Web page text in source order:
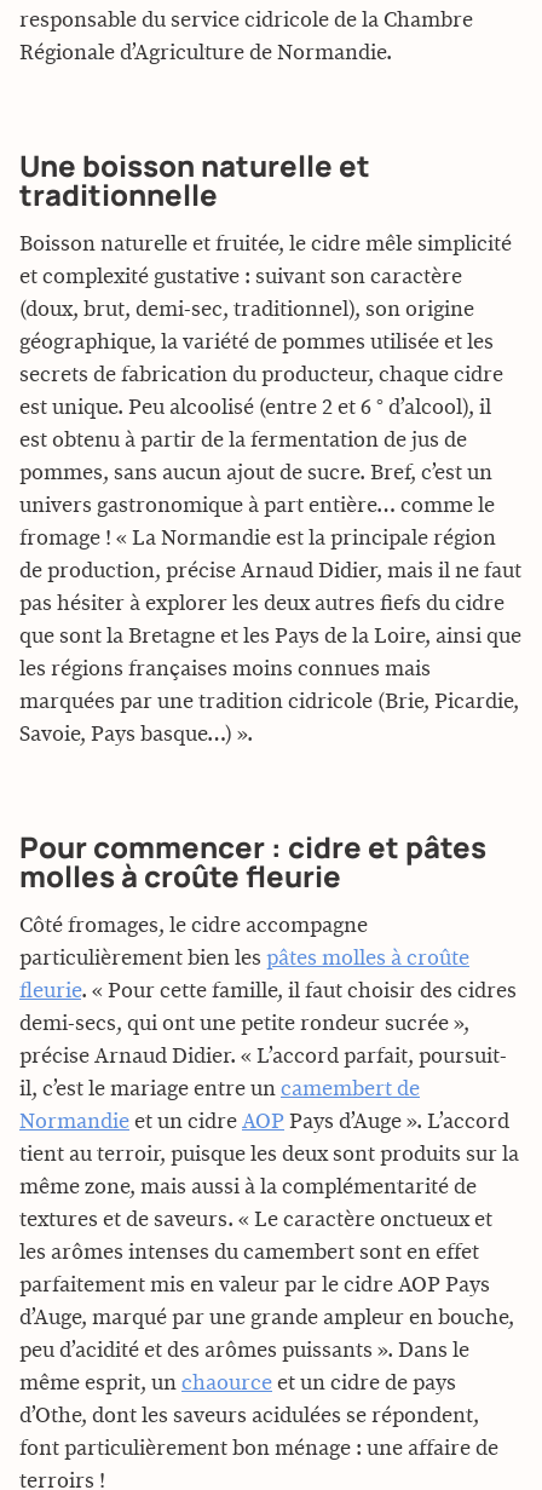
responsable du service cidricole de la Chambre
Régionale d’Agriculture de Normandie.
Une boisson naturelle et
traditionnelle
Boisson naturelle et fruitée, le cidre mêle simplicité
et complexité gustative : suivant son caractère
(doux, brut, demi-sec, traditionnel), son origine
géographique, la variété de pommes utilisée et les
secrets de fabrication du producteur, chaque cidre
est unique. Peu alcoolisé (entre 2 et 6 ° d’alcool), il
est obtenu à partir de la fermentation de jus de
pommes, sans aucun ajout de sucre. Bref, c’est un
univers gastronomique à part entière… comme le
fromage ! « La Normandie est la principale région
de production, précise Arnaud Didier, mais il ne faut
pas hésiter à explorer les deux autres fiefs du cidre
que sont la Bretagne et les Pays de la Loire, ainsi que
les régions françaises moins connues mais
marquées par une tradition cidricole (Brie, Picardie,
Savoie, Pays basque…) ».
Pour commencer : cidre et pâtes
molles à croûte fleurie
Côté fromages, le cidre accompagne
particulièrement bien les pâtes molles à croûte
fleurie. « Pour cette famille, il faut choisir des cidres
demi-secs, qui ont une petite rondeur sucrée »,
précise Arnaud Didier. « L’accord parfait, poursuit-
il, c’est le mariage entre un camembert de
Normandie et un cidre AOP Pays d’Auge ». L’accord
tient au terroir, puisque les deux sont produits sur la
même zone, mais aussi à la complémentarité de
textures et de saveurs. « Le caractère onctueux et
les arômes intenses du camembert sont en effet
parfaitement mis en valeur par le cidre AOP Pays
d’Auge, marqué par une grande ampleur en bouche,
peu d’acidité et des arômes puissants ». Dans le
même esprit, un chaource et un cidre de pays
d’Othe, dont les saveurs acidulées se répondent,
font particulièrement bon ménage : une affaire de
terroirs !